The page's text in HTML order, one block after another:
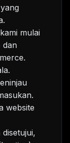
mulai
dan
website
disetujui,